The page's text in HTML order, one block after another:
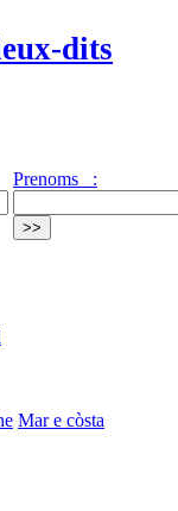
dits
Prenoms :
Mar e còsta